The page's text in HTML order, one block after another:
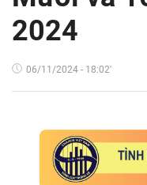
2024
06/11/2024 - 18:02'